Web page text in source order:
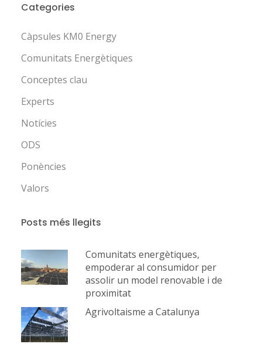
Categories
Càpsules KM0 Energy
Comunitats Energètiques
Conceptes clau
Experts
Notícies
ODS
Ponències
Valors
Posts més llegits
Comunitats energètiques,
empoderar al consumidor per
assolir un model renovable i de
proximitat
Agrivoltaisme a Catalunya